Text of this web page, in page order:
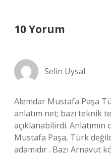
10 Yorum
Selin Uysal
Alemdar Mustafa Paşa
anlatım net; bazı teknik
açıklanabilirdi. Anlatımın
Mustafa Paşa, Türk
adamıdır . Bazı Arnavut